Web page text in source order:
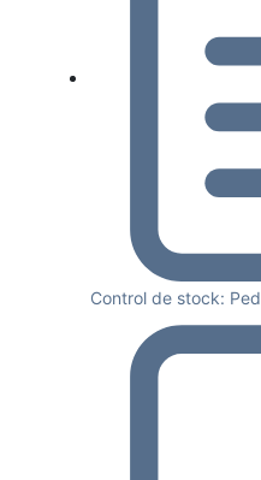
Control de stock: